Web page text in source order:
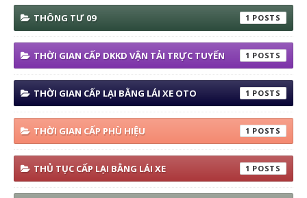
THÔNG TƯ 09 1
THỜI GIAN CẤP DKKD VẬN TẢI TRỰC TUYẾN 1
THỜI GIAN CẤP LẠI BẰNG LÁI XE OTO 1
THỜI GIAN CẤP PHÙ HIỆU 1
THỦ TỤC CẤP LẠI BẰNG LÁI XE 1